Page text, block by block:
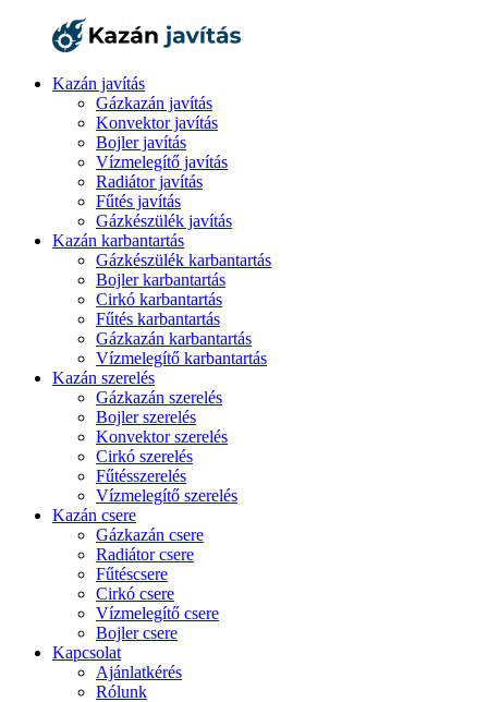
Kazán javítás
Gázkazán javítás
Konvektor javítás
Bojler javítás
Vízmelegítő javítás
Radiátor javítás
Fűtés javítás
Gázkészülék javítás
Kazán karbantartás
Gázkészülék karbantartás
Bojler karbantartás
Cirkó karbantartás
Fűtés karbantartás
Gázkazán karbantartás
Vízmelegítő karbantartás
Kazán szerelés
Gázkazán szerelés
Bojler szerelés
Konvektor szerelés
Cirkó szerelés
Fűtésszerelés
Vízmelegítő szerelés
Kazán csere
Gázkazán csere
Radiátor csere
Fűtéscsere
Cirkó csere
Vízmelegítő csere
Bojler csere
Kapcsolat
Ajánlatkérés
Rólunk